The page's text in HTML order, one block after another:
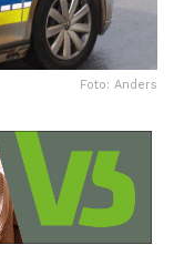
Foto: Anders